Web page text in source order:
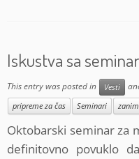
Iskustva sa
This entry was posted in Vesti
pripreme za čas
Seminari
Oktobarski seminar za
definitovno povuklo